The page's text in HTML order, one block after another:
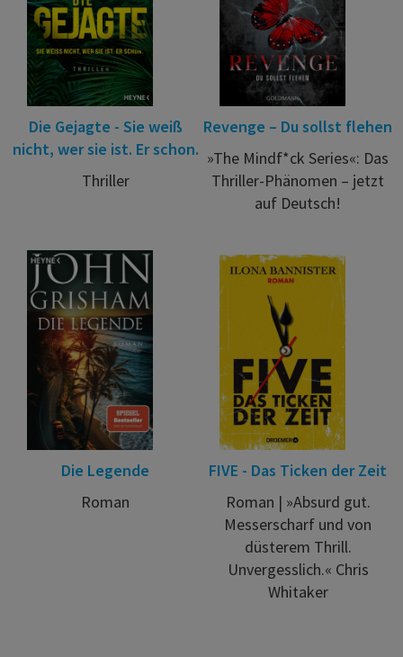
Die Gejagte - Sie weiß
nicht, wer sie ist. Er schon.
Thriller
Revenge – Du sollst flehen
»The Mindf*ck Series«: Das
Thriller-Phänomen – jetzt
auf Deutsch!
Die Legende
Roman
FIVE - Das Ticken der Zeit
Roman | »Absurd gut.
Messerscharf und von
düsterem Thrill.
Unvergesslich.« Chris
Whitaker